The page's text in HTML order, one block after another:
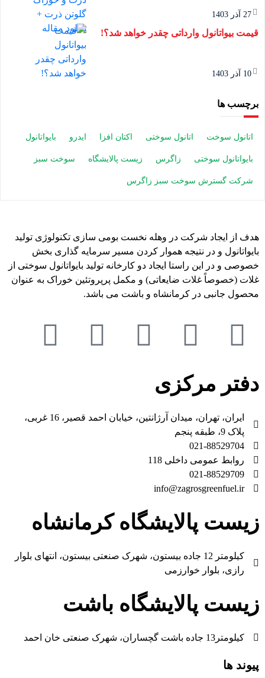
27 آذر 1403
قیمت بیواتانول وارداتی چقدر خواهد شد؟!
10 آذر 1403
برچسب ها
اتانول سوخت اتانول سوختی اکتان افزا ایدرو بایواتانول
بایواتانول سوختی زاگرس زیست پالایشگاه سوخت سبز
شرکت گسترش سوخت سبز زاگرس
هدف از ایجاد شرکت در وهله نخست بومی سازی تکنولوژی تولید
بایواتانول و در نتیجه هموار کردن مسیر سرمایه گذاری بخش
خصوصی و در این راستا ایجاد دو کارخانه تولید بایواتانول سوختی از
غلات (خصوصاً غلات ضایعاتی) و مکمل پرپروتئین خوراک به عنوان
محصول جانبی در کرمانشاه و باشت می باشد.
دفتر مرکزی
ایران، تهران، میدان آرژانتین، خیابان احمد قصیر، 16 غربی،
پلاک 9، طبقه پنجم
021-88529704
روابط عمومی داخلی 118
021-88529709
info@zagrosgreenfuel.ir​
زیست پالایشگاه کرمانشاه
کیلومتر 12 جاده بیستون، شهرک صنعتی بیستون، انتهای بلوار
رازی، بلوار خوارزمی
زیست پالایشگاه باشت
کیلومتر13 جاده باشت گچساران، شهرک صنعتی خان احمد
پیوند ها